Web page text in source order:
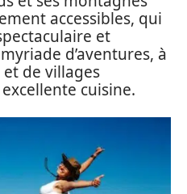
accessibles, qui
et
d’aventures, à
de villages
cuisine.